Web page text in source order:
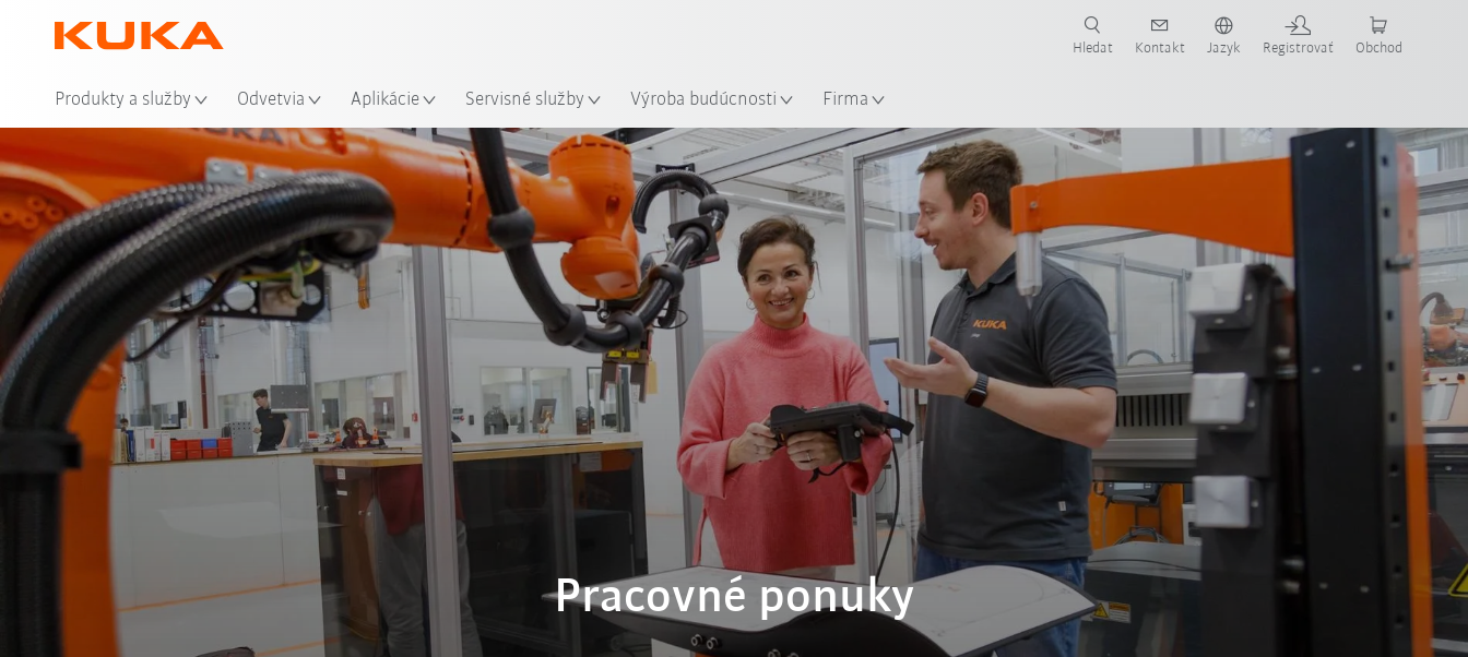
Produkty a služby Odvetvia Aplikácie Servisné služby Výroba budúcnosti Firma
Hledat Kontakt Jazyk Registrovať Obchod
Pracovné ponuky